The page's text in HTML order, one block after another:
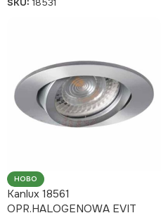
SKU: 18531
НОВО
Kanlux 18561
OPR.HALOGENOWA EVIT